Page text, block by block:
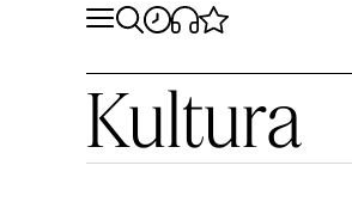
Kultura